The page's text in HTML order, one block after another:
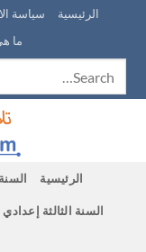
content
الرئيسية سياسة
ما
الرئيسية
السنة الثالثة إعدادي